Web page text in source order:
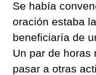
Se había
oración estaba
beneficiaría de
Un par de horas
pasar a otras